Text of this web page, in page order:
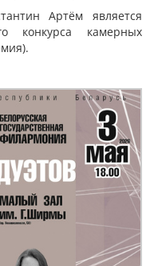
Артём является
конкурса камерных